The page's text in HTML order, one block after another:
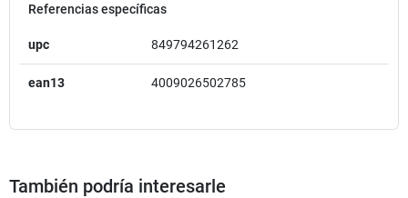
Referencias específicas
upc 849794261262
ean13 4009026502785
También podría interesarle